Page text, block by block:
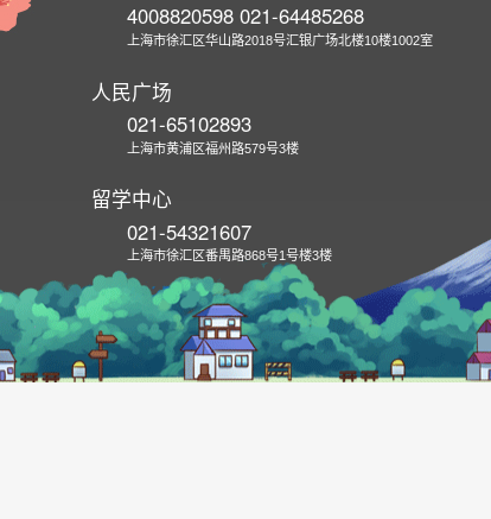
4008820598 021-64485268
上海市徐汇区华山路2018号汇银广场北楼10楼1002室
人民广场
021-65102893
上海市黄浦区福州路579号3楼
留学中心
021-54321607
上海市徐汇区番禺路868号1号楼3楼